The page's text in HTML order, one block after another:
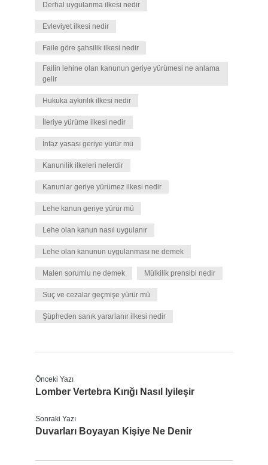
Derhal uygulanma ilkesi nedir
Evleviyet ilkesi nedir
Faile göre şahsilik ilkesi nedir
Failin lehine olan kanunun geriye yürümesi ne anlama
gelir
Hukuka aykırılık ilkesi nedir
İleriye yürüme ilkesi nedir
İnfaz yasası geriye yürür mü
Kanunilik ilkeleri nelerdir
Kanunlar geriye yürümez ilkesi nedir
Lehe kanun geriye yürür mü
Lehe olan kanun nasıl uygulanır
Lehe olan kanunun uygulanması ne demek
Malen sorumlu ne demek Mülkilik prensibi nedir
Suç ve cezalar geçmişe yürür mü
Şüpheden sanık yararlanır ilkesi nedir
Önceki Yazı
Lomber Vertebra Kırığı Nasıl Iyileşir
Sonraki Yazı
Duvarları Boyayan Kişiye Ne Denir